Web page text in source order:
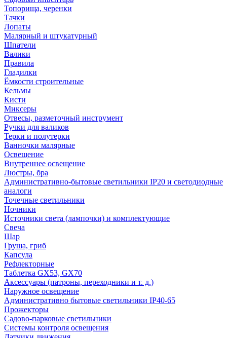
Топорища, черенки
Тачки
Лопаты
Малярный и штукатурный
Шпатели
Валики
Правила
Гладилки
Ёмкости строительные
Кельмы
Кисти
Миксеры
Отвесы, разметочный инструмент
Ручки для валиков
Терки и полутерки
Ванночки малярные
Освещение
Внутреннее освещение
Люстры, бра
Административно-бытовые светильники IP20 и светодиодные
аналоги
Точечные светильники
Ночники
Источники света (лампочки) и комплектующие
Свеча
Шар
Груша, гриб
Капсула
Рефлекторные
Таблетка GX53, GX70
Аксессуары (патроны, переходники и т. д.)
Наружное освещение
Административно бытовые светильники IP40-65
Прожекторы
Садово-парковые светильники
Системы контроля освещения